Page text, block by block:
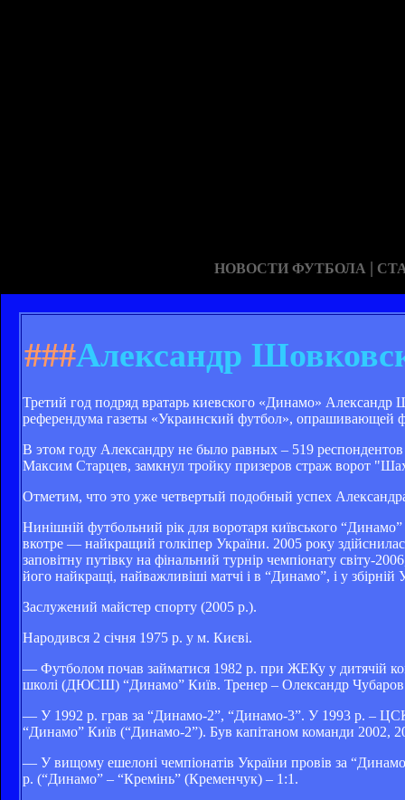
НОВОСТИ ФУТБОЛА |
###Александр
Третий год подряд вратарь киевского «Динамо»
референдума газеты «Украинский футбол», опрашивающей
В этом году Александру не было равных – 519
Максим Старцев, замкнул тройку призеров страж ворот
Отметим, что это уже четвертый подобный успех
Нинішній футбольний рік для воротаря київського
вкотре — найкращий голкіпер України. 2005 року
заповітну путівку на фінальний турнір чемпіонату світу-
його найкращі, найважливіші матчі і в “Динамо”, і у збірній
Заслужений майстер спорту (2005 р.).
Народився 2 січня 1975 р. у м. Києві.
— Футболом почав займатися 1982 р. при ЖЕКу у дитячій
школі (ДЮСШ) “Динамо” Київ. Тренер – Олександр
— У 1992 р. грав за “Динамо-2”, “Динамо-3”. У 1993 р. –
“Динамо” Київ (“Динамо-2”). Був капітаном команди 2002,
— У вищому ешелоні чемпіонатів України провів за
р. (“Динамо” – “Кремінь” (Кременчук) – 1:1.